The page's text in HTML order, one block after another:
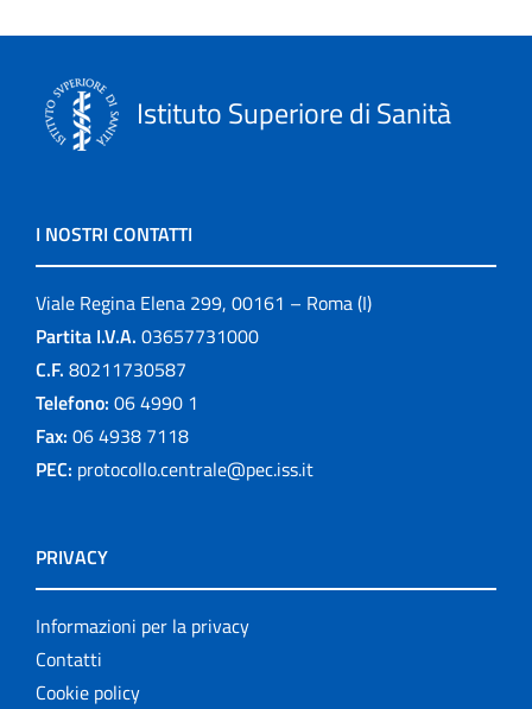
Istituto Superiore di Sanità
I NOSTRI CONTATTI
Viale Regina Elena 299, 00161 – Roma (I)
Partita I.V.A. 03657731000
C.F. 80211730587
Telefono: 06 4990 1
Fax: 06 4938 7118
PEC: protocollo.centrale@pec.iss.it
PRIVACY
Informazioni per la privacy
Contatti
Cookie policy